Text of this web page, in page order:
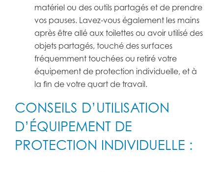
matériel ou des outils partagés et de prendre
vos pauses. Lavez-vous également les mains
après être allé aux toilettes ou avoir utilisé des
objets partagés, touché des surfaces
fréquemment touchées ou retiré votre
équipement de protection individuelle, et à
la fin de votre quart de travail.
CONSEILS D’UTILISATION
D’ÉQUIPEMENT DE
PROTECTION INDIVIDUELLE :